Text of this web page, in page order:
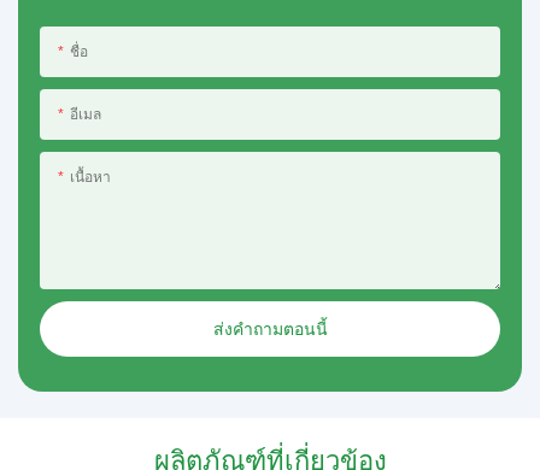
ชื่อ
อีเมล
เนื้อหา
ส่งคำถามตอนนี้
ผลิตภัณฑ์ที่เกี่ยวข้อง